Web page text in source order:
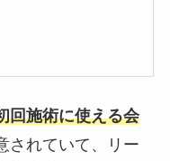
回施術に使える会
されていて、リー